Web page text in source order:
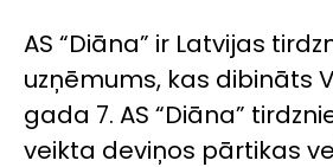
AS “Diāna” ir Latvijas
uzņēmums, kas dibināts
gada 7. AS “Diāna”
veikta deviņos pārtikas